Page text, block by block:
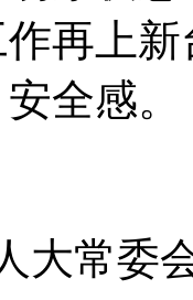
再上
全感。
大常委